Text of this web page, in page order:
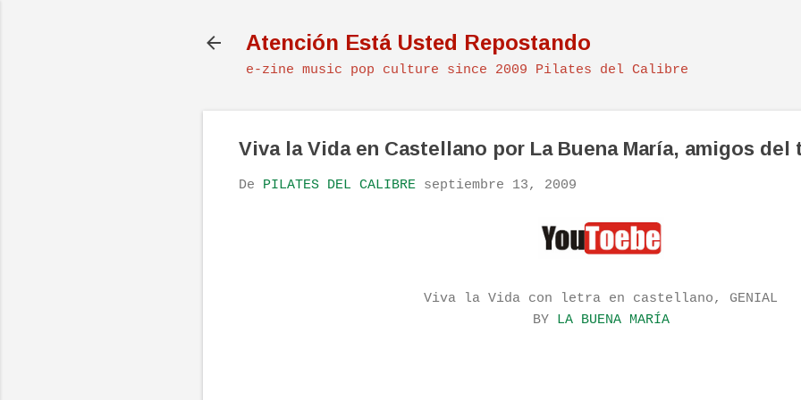
Atención Está Usted Repostando
e-zine music pop culture since 2009 Pilates del Calibre
Viva la Vida en Castellano por La Buena María, amigos
De PILATES DEL CALIBRE septiembre 13, 2009
Viva la Vida con letra en castellano, GENIAL
BY LA BUENA MARÍA